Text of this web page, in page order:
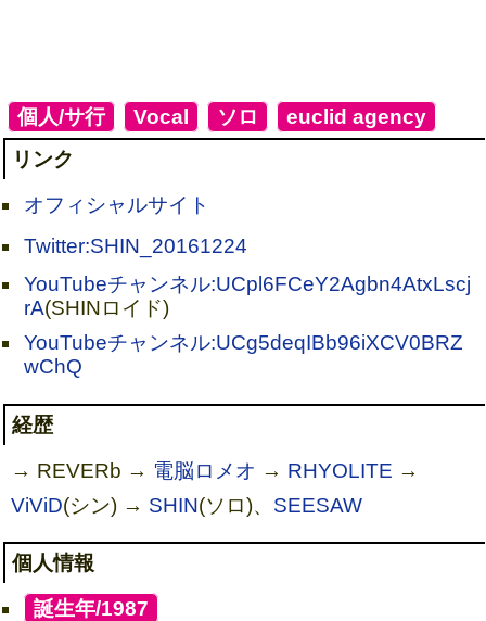
個人/サ行] Vocal ソロ euclid agency
リンク
オフィシャルサイト
Twitter:SHIN_20161224
YouTubeチャンネル:UCpl6FCeY2Agbn4AtxLscj
rA(SHINロイド)
YouTubeチャンネル:UCg5deqIBb96iXCV0BRZ
wChQ
経歴
→ REVERb → 電脳ロメオ → RHYOLITE →
ViViD(シン) → SHIN(ソロ)、 SEESAW
個人情報
誕生年/1987